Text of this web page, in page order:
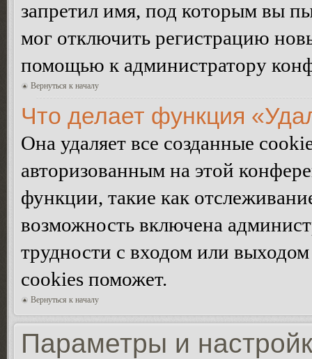
запретил имя, под которым вы
мог отключить регистрацию
помощью к администратору
Вернуться к началу
Что делает функция
Она удаляет все созданные
авторизованным на этой
функции, такие как
возможность включена
трудности с входом или
cookies поможет.
Вернуться к началу
Параметры и